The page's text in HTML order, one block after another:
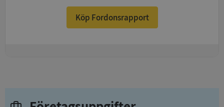
Köp Fordonsrapport